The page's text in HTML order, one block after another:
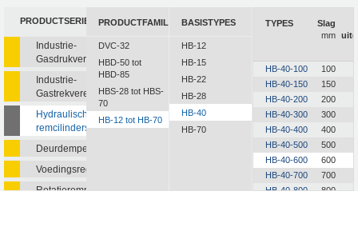
PRODUCTSERIE
Industrie-
Gasdrukveren
Industrie-
Gastrekveren
Hydraulische
remcilinders
Deurdempers
Voedingsregelaars
Rotatieremmen
PRODUCTFAMILIE
DVC-32
HBD-50 tot
HBD-85
HBS-28 tot HBS-
70
HB-12 tot HB-70
BASISTYPES
HB-12
HB-15
HB-22
HB-28
HB-40
HB-70
TYPES
Slag
mm
HB-40-100
100
HB-40-150
150
HB-40-200
200
HB-40-300
300
HB-40-400
400
HB-40-500
500
HB-40-600
600
HB-40-700
700
HB-40-800
800